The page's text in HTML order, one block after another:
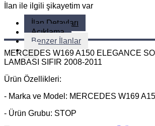
İlan ile ilgili şikayetim var
İlan Detayları
Açıklama
Benzer İlanlar
MERCEDES W169 A150 ELEGANCE
LAMBASI SIFIR 2008-2011
Ürün Özellikleri:
- Marka ve Model: MERCEDES W169
- Ürün Grubu: STOP